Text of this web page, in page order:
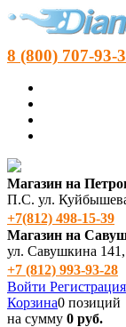
8 (800) 707-93-
Магазин на
П.С. ул.
+7(812) 498‑15-39
Магазин на
ул. Савушкина
+7 (812) 993-93-28
Войти Регистрация
Корзина0 позиций
на сумму 0 руб.